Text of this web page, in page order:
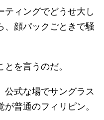
ティングでどうせ大し
、顔パックごときで騒
を言うのだ。
公式な場でサングラス
普通のフィリピン。